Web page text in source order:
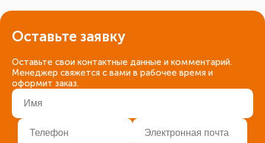
Оставьте заявку
Оставьте свои контактные данные и комментарий.
Менеджер свяжется с вами в рабочее время и
оформит заказ.